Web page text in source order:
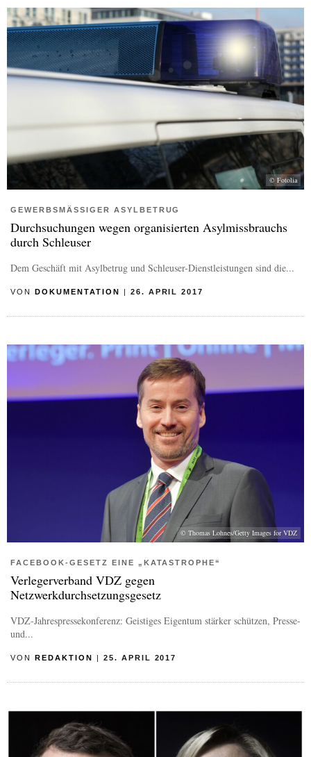
© Fotolia
GEWERBSMÄSSIGER ASYLBETRUG
Durchsuchungen wegen organisierten Asylmissbrauchs
durch Schleuser
Dem Geschäft mit Asylbetrug und Schleuser-Dienstleistungen sind die...
VON DOKUMENTATION | 26. APRIL 2017
© Thomas Lohnes/Getty Images for VDZ
FACEBOOK-GESETZ EINE „KATASTROPHE“
Verlegerverband VDZ gegen
Netzwerkdurchsetzungsgesetz
VDZ-Jahrespressekonferenz: Geistiges Eigentum stärker schützen, Presse-
und...
VON REDAKTION | 25. APRIL 2017